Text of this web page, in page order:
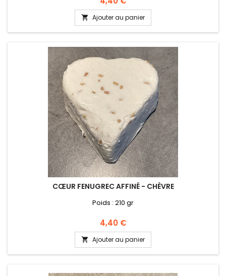
 Ajouter au panier
CŒUR FENUGREC AFFINÉ - CHÈVRE
Poids : 210 gr
Prix
4,40 €
 Ajouter au panier